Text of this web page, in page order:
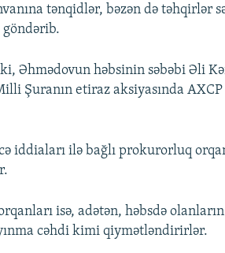
tənqidlər, bəzən də təhqirlər
göndərib.
Əhmədovun həbsinin səbəbi Əli
Şuranın etiraz aksiyasında
iddiaları ilə bağlı prokurorluq
isə, adətən, həbsdə
cəhdi kimi qiymətləndirirlər.